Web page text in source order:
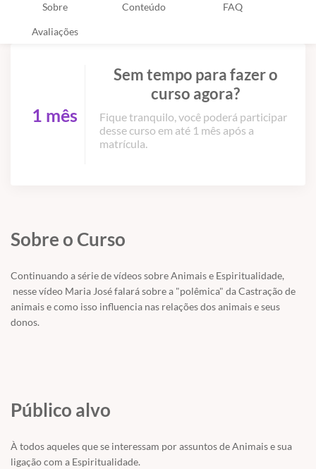
Sobre Conteúdo FAQ
Avaliações
1 mês
Sem tempo para fazer o
curso agora?
Fique tranquilo, você poderá participar
desse curso em até 1 mês após a
matrícula.
Sobre o Curso
Continuando a série de vídeos sobre Animais e Espiritualidade,
nesse vídeo Maria José falará sobre a "polêmica" da Castração de
animais e como isso influencia nas relações dos animais e seus
donos.
Público alvo
À todos aqueles que se interessam por assuntos de Animais e sua
ligação com a Espiritualidade.